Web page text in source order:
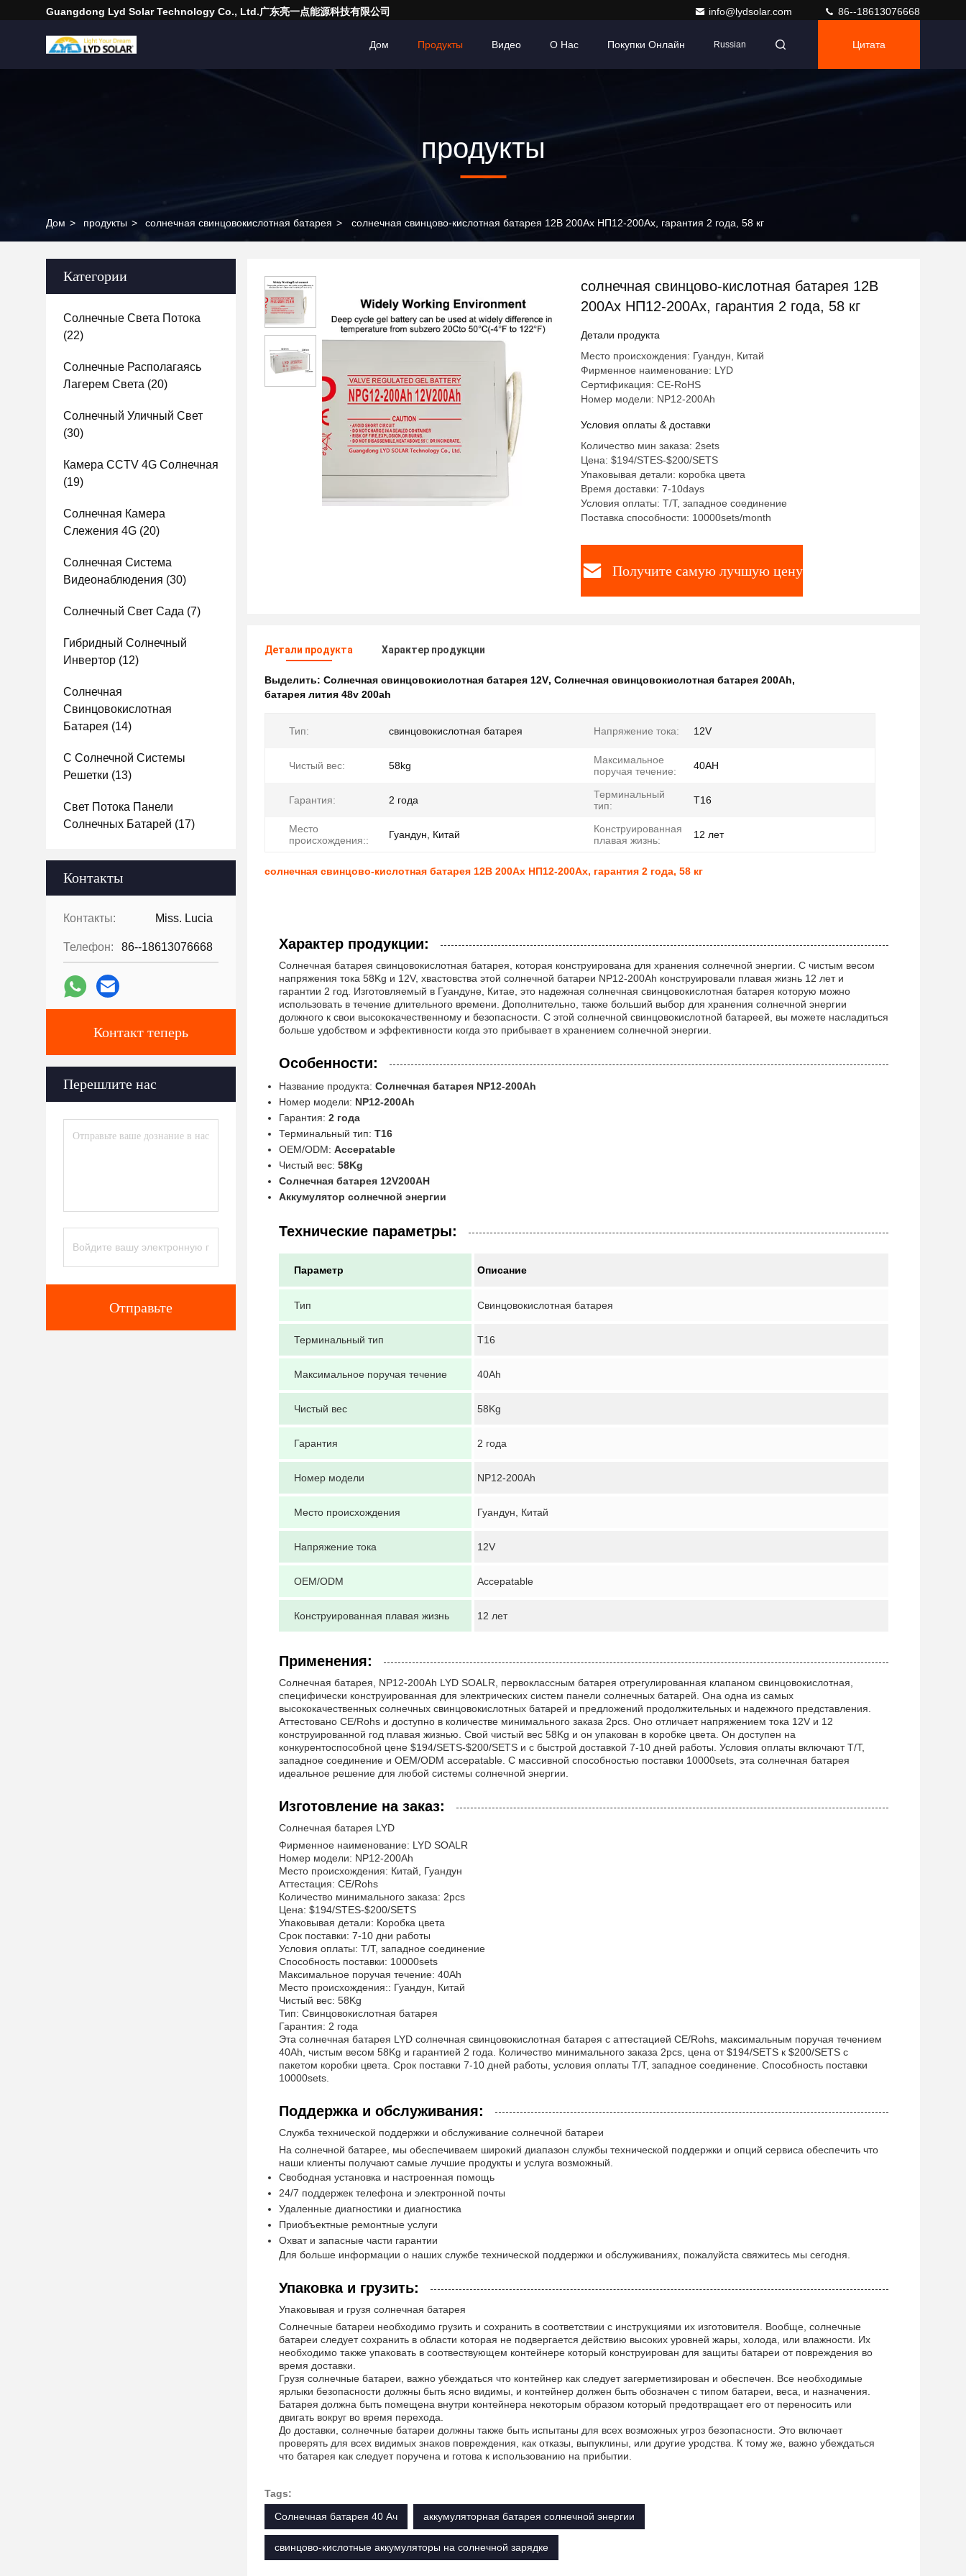
Оставьте сообщение
Мы скоро тебе перезвоним!
Отправить
Guangdong Lyd Solar Technology Co., Ltd.广东亮一点能源科技有限公司 info@lydsolar.com 86--18613076668
Дом Продукты Видео О Нас Покупки Онлайн Russian Цитата
продукты
Дом > продукты > солнечная свинцовокислотная батарея > солнечная свинцово-кислотная батарея 12В 200Ах НП12-200Ах, гарантия 2 года, 58 кг
Категории
Солнечные Света Потока
(22)
Солнечные Располагаясь
Лагерем Света (20)
Солнечный Уличный Свет
(30)
Камера CCTV 4G Солнечная
(19)
Солнечная Камера
Слежения 4G (20)
Солнечная Система
Видеонаблюдения (30)
Солнечный Свет Сада (7)
Гибридный Солнечный
Инвертор (12)
Солнечная
Свинцовокислотная
Батарея (14)
С Солнечной Системы
Решетки (13)
Свет Потока Панели
Солнечных Батарей (17)
Контакты
Контакты: Miss. Lucia
Телефон: 86--18613076668
Контакт теперь
Перешлите нас
Отправьте
солнечная свинцово-кислотная батарея 12В
200Ах НП12-200Ах, гарантия 2 года, 58 кг
Детали продукта
Место происхождения: Гуандун, Китай
Фирменное наименование: LYD
Сертификация: CE-RoHS
Номер модели: NP12-200Ah
Условия оплаты & доставки
Количество мин заказа: 2sets
Цена: $194/STES-$200/SETS
Упаковывая детали: коробка цвета
Время доставки: 7-10days
Условия оплаты: T/T, западное соединение
Поставка способности: 10000sets/month
Получите самую лучшую цену
Детали продукта Характер продукции
Выделить: Солнечная свинцовокислотная батарея 12V, Солнечная свинцовокислотная батарея 200Ah,
батарея лития 48v 200ah
Тип: свинцовокислотная батарея Напряжение тока: 12V
Чистый вес: 58kg
Максимальное
поручая течение:
40AH
Гарантия: 2 года
Терминальный
тип:
T16
Место
происхождения::
Гуандун, Китай
Конструированная
плавая жизнь:
12 лет
солнечная свинцово-кислотная батарея 12В 200Ах НП12-200Ах, гарантия 2 года, 58 кг
Характер продукции:
Солнечная батарея свинцовокислотная батарея, которая конструирована для хранения солнечной энергии. С чистым весом
напряжения тока 58Kg и 12V, хвастовства этой солнечной батареи NP12-200Ah конструировали плавая жизнь 12 лет и
гарантии 2 год. Изготовляемый в Гуандуне, Китае, это надежная солнечная свинцовокислотная батарея которую можно
использовать в течение длительного времени. Дополнительно, также больший выбор для хранения солнечной энергии
должного к свои высококачественному и безопасности. С этой солнечной свинцовокислотной батареей, вы можете насладиться
больше удобством и эффективности когда это прибывает в хранением солнечной энергии.
Особенности:
Название продукта: Солнечная батарея NP12-200Ah
Номер модели: NP12-200Ah
Гарантия: 2 года
Терминальный тип: T16
OEM/ODM: Accepatable
Чистый вес: 58Kg
Солнечная батарея 12V200AH
Аккумулятор солнечной энергии
Технические параметры:
Параметр Описание
Тип Свинцовокислотная батарея
Терминальный тип T16
Максимальное поручая течение 40Ah
Чистый вес 58Kg
Гарантия 2 года
Номер модели NP12-200Ah
Место происхождения Гуандун, Китай
Напряжение тока 12V
OEM/ODM Accepatable
Конструированная плавая жизнь 12 лет
Применения:
Солнечная батарея, NP12-200Ah LYD SOALR, первоклассным батарея отрегулированная клапаном свинцовокислотная,
специфически конструированная для электрических систем панели солнечных батарей. Она одна из самых
высококачественных солнечных свинцовокислотных батарей и предложений продолжительных и надежного представления.
Аттестовано CE/Rohs и доступно в количестве минимального заказа 2pcs. Оно отличает напряжением тока 12V и 12
конструированной год плавая жизнью. Свой чистый вес 58Kg и он упакован в коробке цвета. Он доступен на
конкурентоспособной цене $194/SETS-$200/SETS и с быстрой доставкой 7-10 дней работы. Условия оплаты включают T/T,
западное соединение и OEM/ODM accepatable. С массивной способностью поставки 10000sets, эта солнечная батарея
идеальное решение для любой системы солнечной энергии.
Изготовление на заказ:
Солнечная батарея LYD
Фирменное наименование: LYD SOALR
Номер модели: NP12-200Ah
Место происхождения: Китай, Гуандун
Аттестация: CE/Rohs
Количество минимального заказа: 2pcs
Цена: $194/STES-$200/SETS
Упаковывая детали: Коробка цвета
Срок поставки: 7-10 дни работы
Условия оплаты: T/T, западное соединение
Способность поставки: 10000sets
Максимальное поручая течение: 40Ah
Место происхождения:: Гуандун, Китай
Чистый вес: 58Kg
Тип: Свинцовокислотная батарея
Гарантия: 2 года
Эта солнечная батарея LYD солнечная свинцовокислотная батарея с аттестацией CE/Rohs, максимальным поручая течением
40Ah, чистым весом 58Kg и гарантией 2 года. Количество минимального заказа 2pcs, цена от $194/SETS к $200/SETS с
пакетом коробки цвета. Срок поставки 7-10 дней работы, условия оплаты T/T, западное соединение. Способность поставки
10000sets.
Поддержка и обслуживания:
Служба технической поддержки и обслуживание солнечной батареи
На солнечной батарее, мы обеспечиваем широкий диапазон службы технической поддержки и опций сервиса обеспечить что
наши клиенты получают самые лучшие продукты и услуга возможный.
Свободная установка и настроенная помощь
24/7 поддержек телефона и электронной почты
Удаленные диагностики и диагностика
Приобъектные ремонтные услуги
Охват и запасные части гарантии
Для больше информации о наших службе технической поддержки и обслуживаниях, пожалуйста свяжитесь мы сегодня.
Упаковка и грузить:
Упаковывая и грузя солнечная батарея
Солнечные батареи необходимо грузить и сохранить в соответствии с инструкциями их изготовителя. Вообще, солнечные
батареи следует сохранить в области которая не подвергается действию высоких уровней жары, холода, или влажности. Их
необходимо также упаковать в соотвествующем контейнере который конструирован для защиты батареи от повреждения во
время доставки.
Грузя солнечные батареи, важно убеждаться что контейнер как следует загерметизирован и обеспечен. Все необходимые
ярлыки безопасности должны быть ясно видимы, и контейнер должен быть обозначен с типом батареи, веса, и назначения.
Батарея должна быть помещена внутри контейнера некоторым образом который предотвращает его от переносить или
двигать вокруг во время перехода.
До доставки, солнечные батареи должны также быть испытаны для всех возможных угроз безопасности. Это включает
проверять для всех видимых знаков повреждения, как отказы, выпуклины, или другие уродства. К тому же, важно убеждаться
что батарея как следует поручена и готова к использованию на прибытии.
Tags:
Солнечная батарея 40 Ач
аккумуляторная батарея солнечной энергии
свинцово-кислотные аккумуляторы на солнечной зарядке